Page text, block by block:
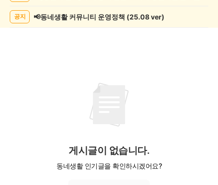
목
공지 📢동네생활 커뮤니티 운영정책 (25.08 ver)
게시글이 없습니다.
동네생활 인기글을 확인하시겠어요?